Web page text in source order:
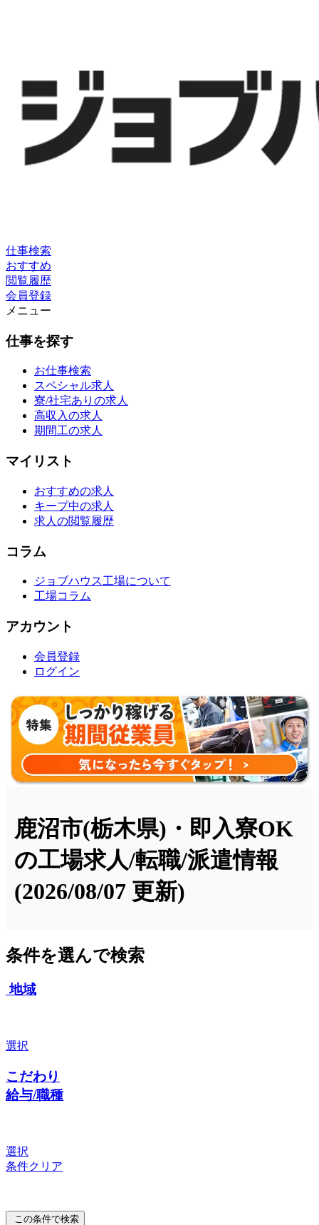
仕事検索
おすすめ
閲覧履歴
会員登録
メニュー
仕事を探す
お仕事検索
スペシャル求人
寮/社宅ありの求人
高収入の求人
期間工の求人
マイリスト
おすすめの求人
キープ中の求人
求人の閲覧履歴
コラム
ジョブハウス工場について
工場コラム
アカウント
会員登録
ログイン
鹿沼市(栃木県)・即入寮OK
の工場求人/転職/派遣情報
(2026/08/07 更新)
条件を選んで検索
地域
選択
こだわり
給与/職種
選択
条件クリア
この条件で検索